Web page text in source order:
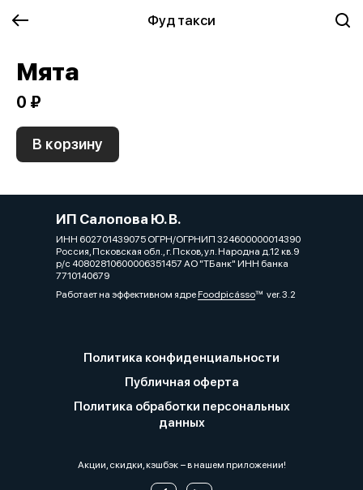
Фуд такси
Мята
0 ₽
В корзину
ИП Салопова Ю. В.
ИНН 602701439075 ОГРН/ОГРНИП 324600000014390
Россия, Псковская обл., г. Псков, ул. Народна д.12 кв.9
р/с 40802810600006351457 АО "ТБанк" ИНН банка
7710140679
Работает на эффективном ядреFoodpicássover. 3.2
Политика конфиденциальности
Публичная оферта
Политика обработки персональных
данных
Акции, скидки, кэшбэк − в нашем приложении!